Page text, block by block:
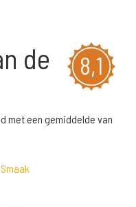
8,1
de
met een gemiddelde van
Smaak